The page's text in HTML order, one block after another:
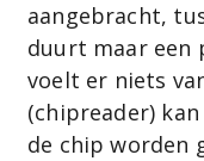
aangebracht,
duurt maar een
voelt er niets
(chipreader)
de chip worden